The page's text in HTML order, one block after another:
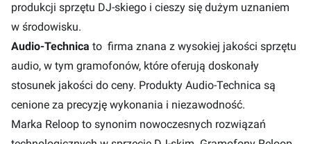
produkcji sprzętu DJ-skiego i cieszy się dużym uznaniem
w środowisku.
Audio-Technica to firma znana z wysokiej jakości sprzętu
audio, w tym gramofonów, które oferują doskonały
stosunek jakości do ceny. Produkty Audio-Technica są
cenione za precyzję wykonania i niezawodność.
Marka Reloop to synonim nowoczesnych rozwiązań